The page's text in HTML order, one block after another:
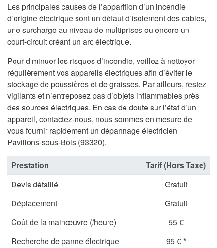
Les principales causes de l’apparition d’un incendie
d’origine électrique sont un défaut d’isolement des câbles,
une surcharge au niveau de multiprises ou encore un
court-circuit créant un arc électrique.
Pour diminuer les risques d’incendie, veillez à nettoyer
régulièrement vos appareils électriques afin d’éviter le
stockage de poussières et de graisses. Par ailleurs, restez
vigilants et n’entreposez pas d’objets inflammables près
des sources électriques. En cas de doute sur l’état d’un
appareil, contactez-nous, nous sommes en mesure de
vous fournir rapidement un dépannage électricien
Pavillons-sous-Bois (93320).
Prestation
Tarif (Hors Taxe)
Devis détaillé
Gratuit
Déplacement
Gratuit
Coût de la mainœuvre (/heure)
55 €
Recherche de panne électrique
95 € *